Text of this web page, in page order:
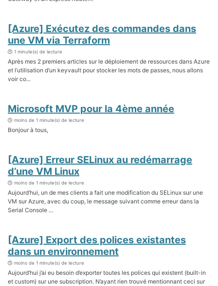
[Azure] Exécutez des commandes dans
une VM via Terraform
1 minute(s) de lecture
Après mes 2 premiers articles sur le déploiement de ressources dans Azure
et l’utilisation d’un keyvault pour stocker les mots de passes, nous allons
voir co...
Microsoft MVP pour la 4ème année
moins de 1 minute(s) de lecture
Bonjour à tous,
[Azure] Erreur SELinux au redémarrage
d’une VM Linux
moins de 1 minute(s) de lecture
Aujourd’hui, un de mes clients a fait une modification du SELinux sur une
VM sur Azure, avec du coup, le message suivant comme erreur dans la
Serial Console ...
[Azure] Export des polices existantes
dans un environnement
moins de 1 minute(s) de lecture
Aujourd’hui j’ai eu besoin d’exporter toutes les polices qui existent (built-in
et custom) sur une subscription. N’ayant rien trouvé mentionnant ceci sur